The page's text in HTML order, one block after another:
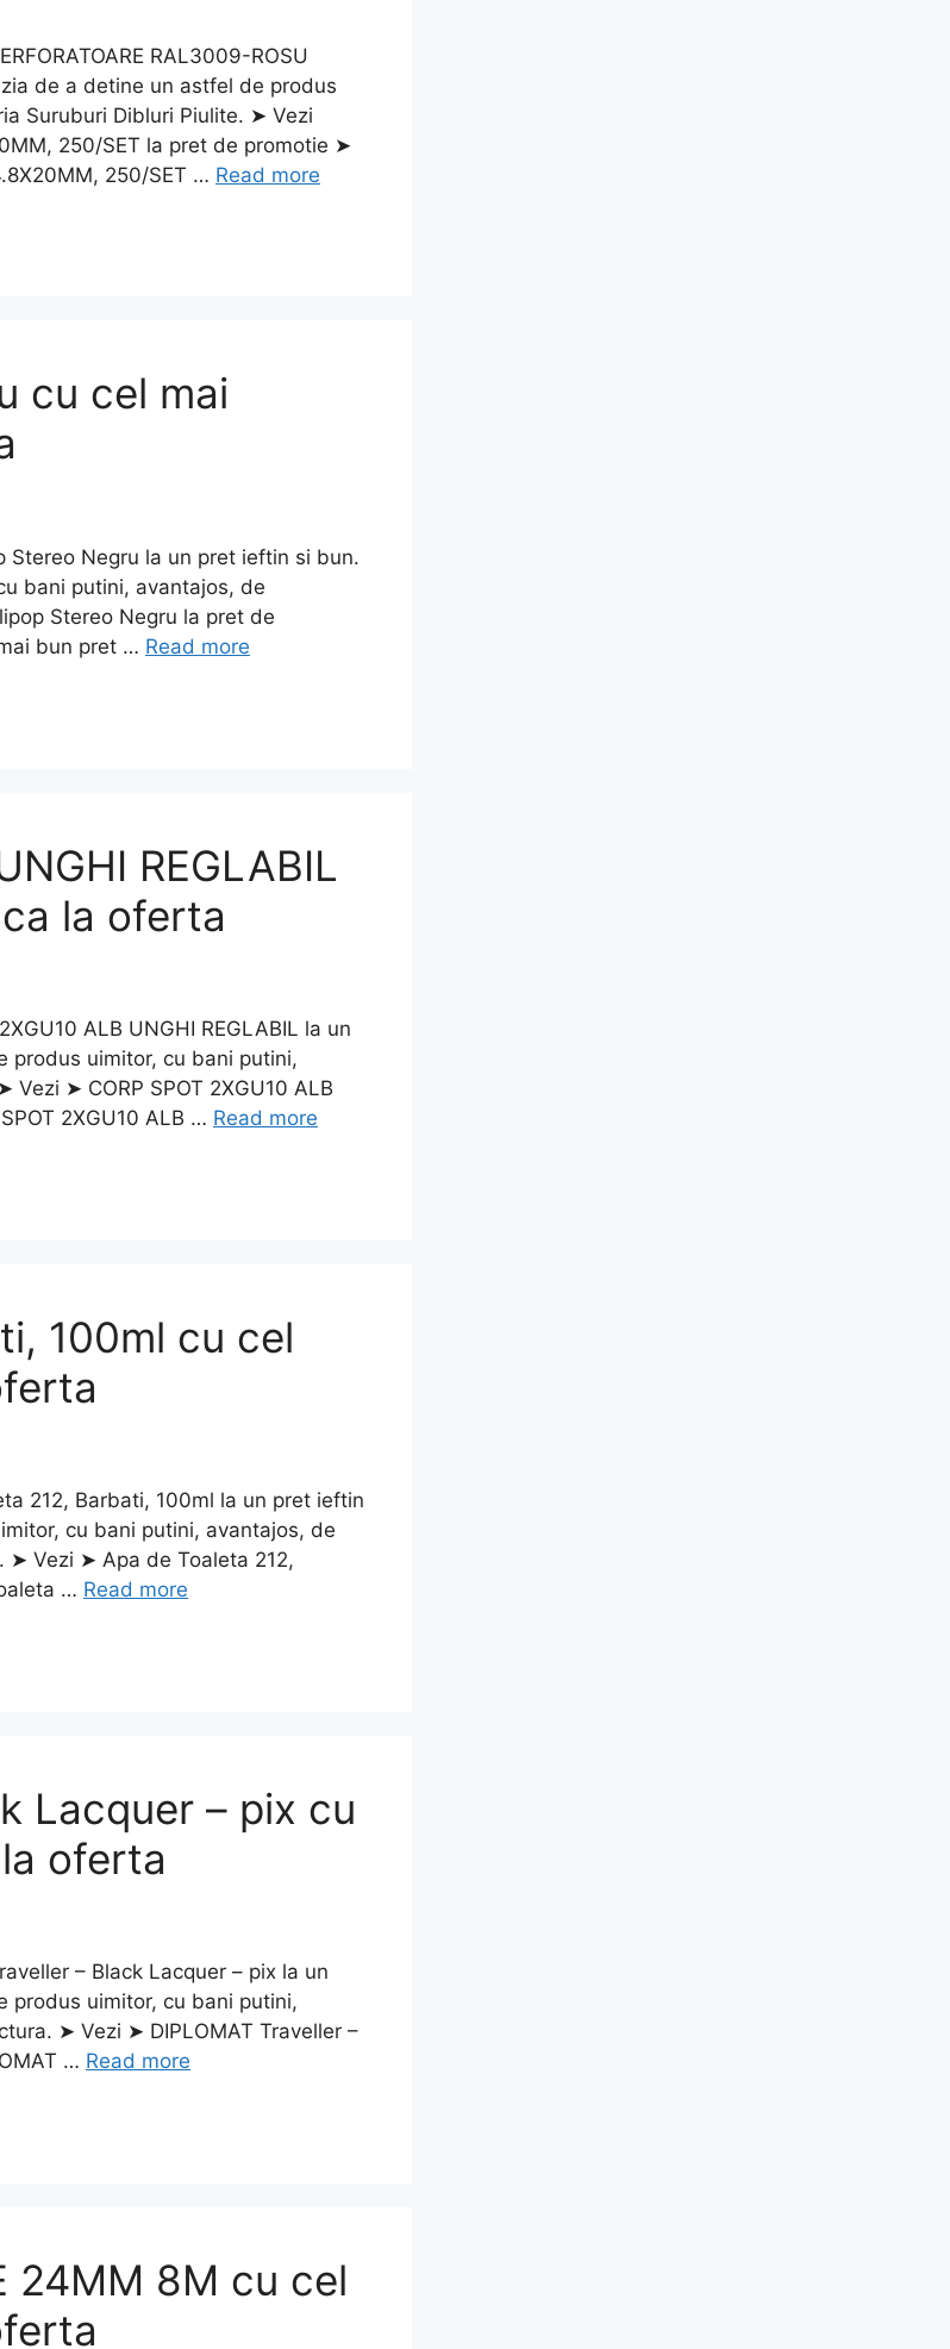
RAL3009-ROSU
de a detine un astfel de produs
Suruburi Dibluri Piulite. ➤ Vezi
250/SET la pret de promotie ➤
250/SET … Read more
cu cel mai
Stereo Negru la un pret ieftin si bun.
bani putini, avantajos, de
Stereo Negru la pret de
bun pret … Read more
REGLABIL
la oferta
ALB UNGHI REGLABIL la un
produs uimitor, cu bani putini,
➤ CORP SPOT 2XGU10 ALB
2XGU10 ALB … Read more
100ml cu cel
212, Barbati, 100ml la un pret ieftin
cu bani putini, avantajos, de
➤ Vezi ➤ Apa de Toaleta 212,
… Read more
Lacquer – pix cu
oferta
– Black Lacquer – pix la un
produs uimitor, cu bani putini,
➤ Vezi ➤ DIPLOMAT Traveller –
… Read more
24MM 8M cu cel